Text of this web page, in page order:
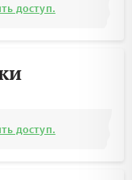
доступ.
доступ.